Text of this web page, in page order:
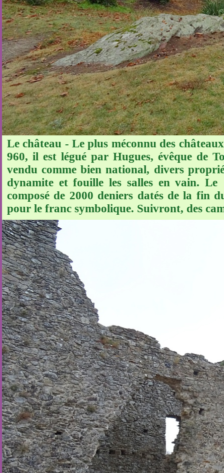
Le château - Le plus méconnu des
960, il est légué par Hugues, évêque de
vendu comme bien national, divers
dynamite et fouille les salles en vain.
composé de 2000 deniers datés de la fin
pour le franc symbolique. Suivront, des